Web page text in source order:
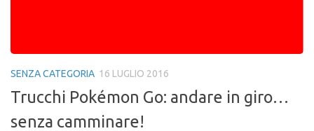
SENZA CATEGORIA 16 LUGLIO 2016
Trucchi Pokémon Go: andare in giro…
senza camminare!